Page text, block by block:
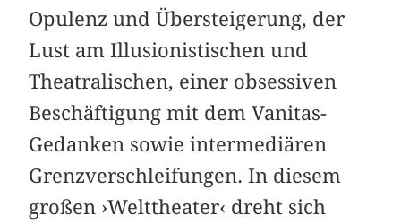
Opulenz und Übersteigerung, der
Lust am Illusionistischen und
Theatralischen, einer obsessiven
Beschäftigung mit dem Vanitas-
Gedanken sowie intermediären
Grenzverschleifungen. In diesem
großen ›Welttheater‹ dreht sich